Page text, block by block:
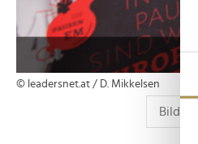
© leadersnet.at / D. Mikkelsen